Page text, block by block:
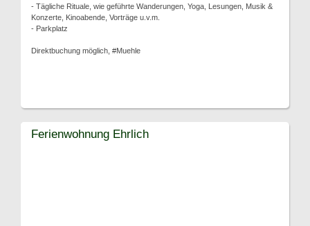
- Tägliche Rituale, wie geführte Wanderungen, Yoga, Lesungen, Musik &
Konzerte, Kinoabende, Vorträge u.v.m.
- Parkplatz
Direktbuchung möglich, #Muehle
Ferienwohnung Ehrlich